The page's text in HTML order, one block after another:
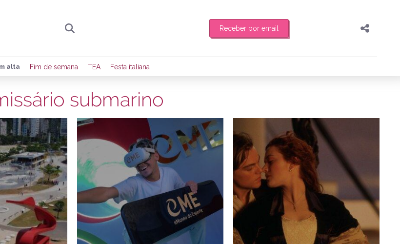
Receber por email
Preencha seus dados para receber toda sexta-feira de manhã o resumo
de eventos e notícias da região.
Quero receber novidades
Compartilhar
Publicar no Facebook
Publicar no X
alta Fim de semana TEA Festa italiana
submarino